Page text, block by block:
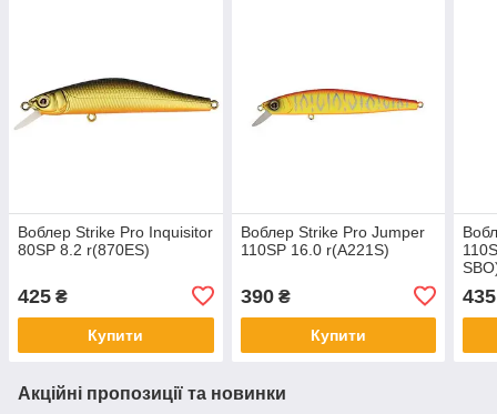
Воблер Strike Pro Inquisitor
80SP 8.2 r(870ЕЅ)
425 ₴
Купити
Воблер Strike Pro Jumper
110SP 16.0 r(A221S)
390₴
Купити
435
Акційні пропозиції та новинки